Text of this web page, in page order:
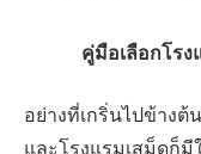
คู่มือเลือกโร
อย่างที่เกริ่นไปข้างต้